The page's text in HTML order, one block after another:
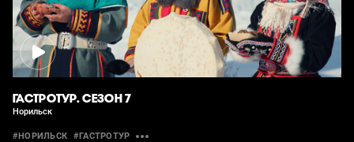
ГАСТРОТУР. СЕЗОН 7
Норильск
#НОРИЛЬСК #ГАСТРОТУР